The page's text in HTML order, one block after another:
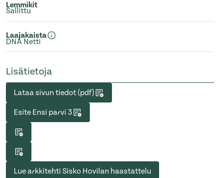
Lemmikit
Sallittu
Laajakaista
DNA Netti
Lisätietoja
Lataa sivun tiedot (pdf)
Esite Ensi parvi 3
Lue arkkitehti Sisko Hovilan haastattelu